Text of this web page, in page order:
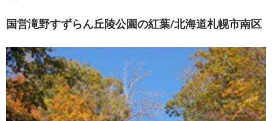
国営滝野すずらん丘陵公園の紅葉/北海道札幌市南区